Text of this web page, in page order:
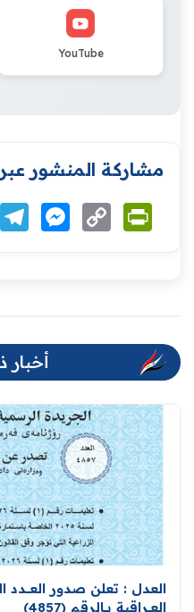
YouTube
مشاركة المنشور
TelegramMessenger
Copy
Link
العدل : تعلن صدور العــــدد
العــراقية بــالرقم (4857)‏